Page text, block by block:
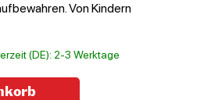
Von Kindern
(DE): 2-3 Werktage